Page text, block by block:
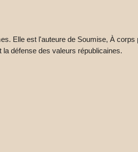
Elle est l'auteure de Soumise, À corps
défense des valeurs républicaines.